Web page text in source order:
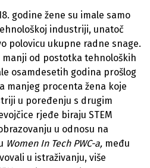
godine žene su imale samo
industriji, unatoč
polovicu ukupne radne snage.
manji od postotka tehnoloških
osamdesetih godina prošlog
manjeg procenta žena koje
u poređenju s drugim
rjeđe biraju STEM
u odnosu na
Women In Tech PWC-a, među
u istraživanju, više